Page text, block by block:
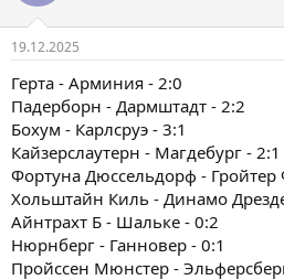
19.12.2025
Герта - Арминия - 2:0
Падерборн - Дармштадт - 2:2
Бохум - Карлсруэ - 3:1
Кайзерслаутерн - Магдебург - 2:1
Фортуна Дюссельдорф -
Хольштайн Киль - Динамо
Айнтрахт Б - Шальке - 0:2
Нюрнберг - Ганновер - 0:1
Пройссен Мюнстер -